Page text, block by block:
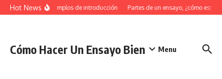
Saltar al contenido
Hot News34 Ejemplos de introducción Partes de un ensayo, ¿cómo
Cómo Hacer Un Ensayo Bien Menu